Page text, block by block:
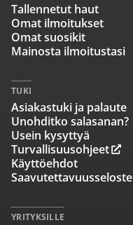
Tallennetut haut
Omat ilmoitukset
Omat suosikit
Mainosta ilmoitustasi
TUKI
Asiakastuki ja palaute
Unohditko salasanan?
Usein kysyttyä
Turvallisuusohjeet
Käyttöehdot
Saavutettavuusseloste
YRITYKSILLE